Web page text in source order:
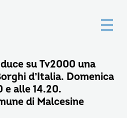
su Tv2000 una
d’Italia. Domenica
e alle 14.20.
di Malcesine